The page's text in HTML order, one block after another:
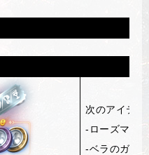
次のアイテ
- ローズマリ
-ベラのガチ